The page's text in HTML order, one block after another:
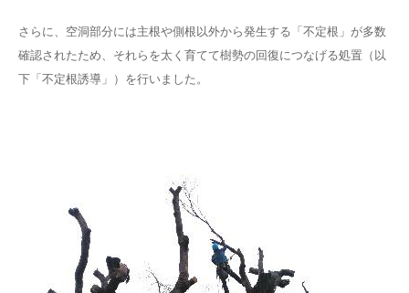
さらに、空洞部分には主根や側根以外から発生する「不定根」が多数
確認されたため、それらを太く育てて樹勢の回復につなげる処置（以
下「不定根誘導」）を行いました。